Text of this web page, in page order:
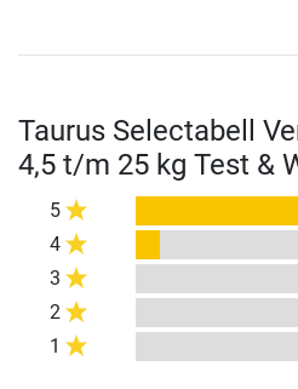
Taurus Selectabell
4,5 t/m 25 kg Test &
5
4
3
2
1